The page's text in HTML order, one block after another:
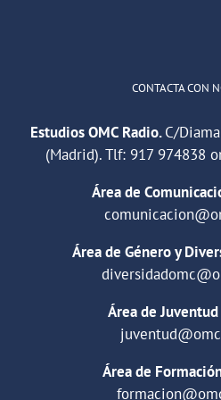
CONTACTA CON
Estudios OMC Radio.C/
(Madrid). Tlf: 917 974838
Área de
Área de Género y
Área de Juventud
Área de